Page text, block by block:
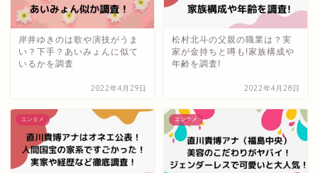
岸井ゆきのは歌や演技がうま
い？下手？あいみょんに似て
いるかを調査
2022年4月29日
松村北斗の父親の職業は？実
家が金持ちと噂も!家族構成や
年齢を調査!
2022年4月28日
エンタメ エンタメ